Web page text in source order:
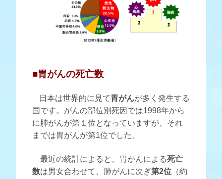
■胃がんの死亡数
日本は世界的に見て 胃がんが多く発生する
国です。がんの部位別死因では1998年から
に肺がんが第１位となっていますが、それ
までは胃がんが第1位でした。
最近の統計によると、胃がんによる死亡
数は男女合わせて、肺がんに次ぎ第2位（約